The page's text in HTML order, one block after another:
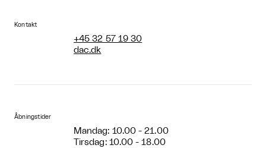
Kontakt
+45 32 57 19 30
dac.dk
Åbningstider
Mandag: 10.00 - 21.00
Tirsdag: 10.00 - 18.00